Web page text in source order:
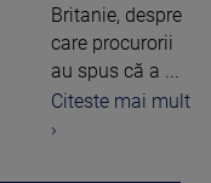
Britanie, despre
care procurorii
au spus că a ...
Citeste mai mult
›